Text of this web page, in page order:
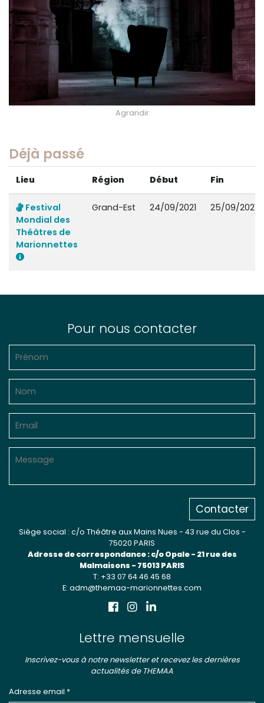
Agrandir
Déjà passé
Lieu Région Début Fin
Festival
Mondial des
Théâtres de
Marionnettes
Grand-Est 24/09/2021 25/09/2021
Pour nous contacter
Contacter
Siège social : c/o Théâtre aux Mains Nues - 43 rue du Clos -
75020 PARIS
Adresse de correspondance : c/o Opale - 21 rue des
Malmaisons - 75013 PARIS
T: +33 07 64 46 45 68
E: adm@themaa-marionnettes.com
Lettre mensuelle
Inscrivez-vous à notre newsletter et recevez les dernières
actualités de THEMAA
Adresse email *